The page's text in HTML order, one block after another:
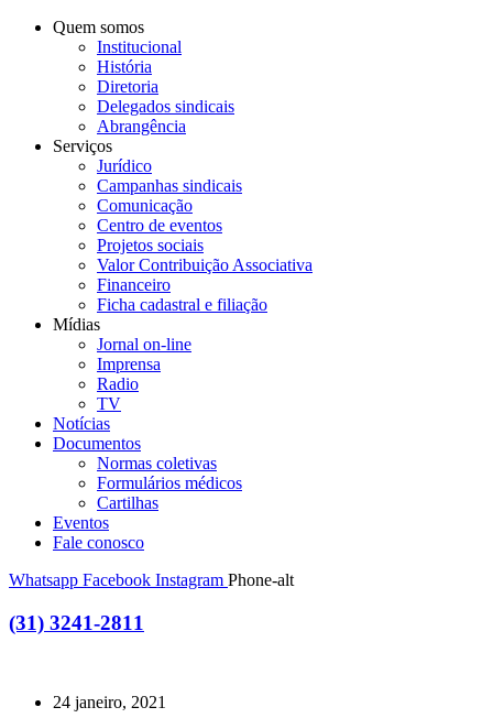
Quem somos
Institucional
História
Diretoria
Delegados sindicais
Abrangência
Serviços
Jurídico
Campanhas sindicais
Comunicação
Centro de eventos
Projetos sociais
Valor Contribuição Associativa
Financeiro
Ficha cadastral e filiação
Mídias
Jornal on-line
Imprensa
Radio
TV
Notícias
Documentos
Normas coletivas
Formulários médicos
Cartilhas
Eventos
Fale conosco
Whatsapp Facebook Instagram Phone-alt
(31) 3241-2811
24 janeiro, 2021